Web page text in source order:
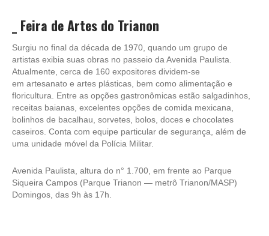
Feira de Artes do Trianon
Surgiu no final da década de 1970, quando um grupo de
artistas exibia suas obras no passeio da Avenida Paulista.
Atualmente, cerca de 160 expositores dividem-se
em artesanato e artes plásticas, bem como alimentação e
floricultura. Entre as opções gastronômicas estão salgadinhos,
receitas baianas, excelentes opções de comida mexicana,
bolinhos de bacalhau, sorvetes, bolos, doces e chocolates
caseiros. Conta com equipe particular de segurança, além de
uma unidade móvel da Polícia Militar.
Avenida Paulista, altura do n° 1.700, em frente ao Parque
Siqueira Campos (Parque Trianon — metrô Trianon/MASP)
Domingos, das 9h às 17h.